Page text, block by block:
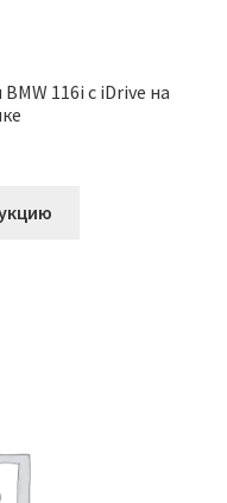
116i с iDrive на